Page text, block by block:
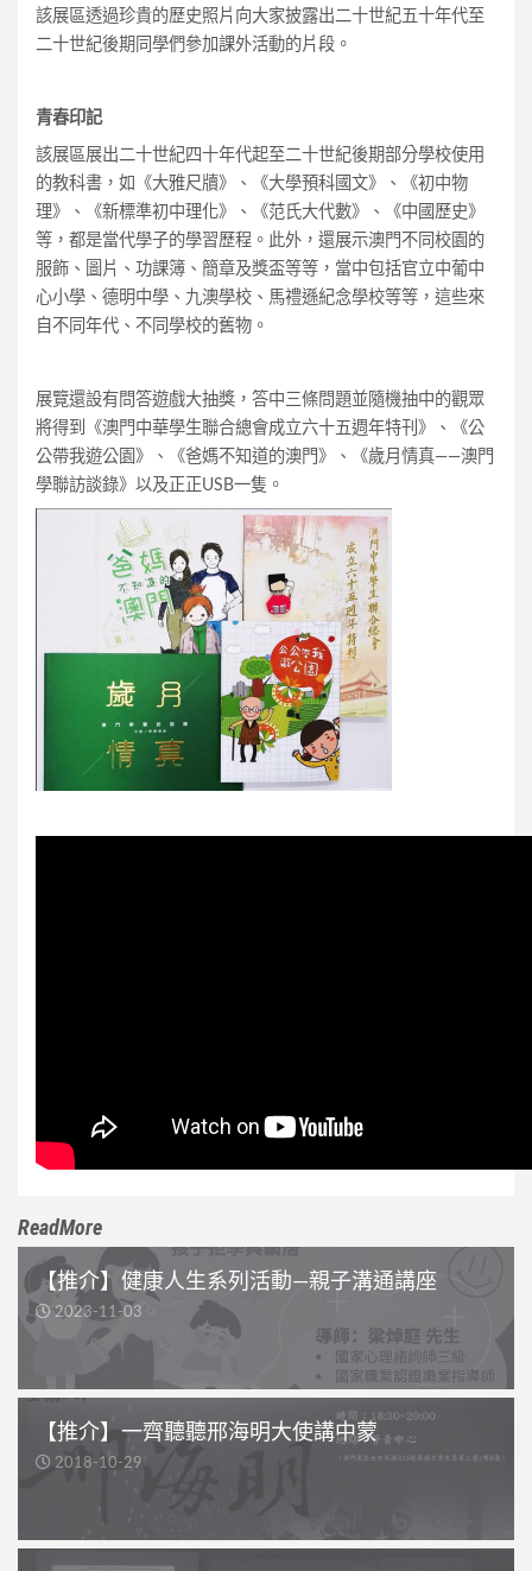
該展區透過珍貴的歷史照片向大家披露出二十世紀五十年代至
二十世紀後期同學們參加課外活動的片段。
青春印記
該展區展出二十世紀四十年代起至二十世紀後期部分學校使用
的教科書，如《大雅尺牘》、《大學預科國文》、《初中物
理》、《新標準初中理化》、《范氏大代數》、《中國歷史》
等，都是當代學子的學習歷程。此外，還展示澳門不同校園的
服飾、圖片、功課簿、簡章及獎盃等等，當中包括官立中葡中
心小學、德明中學、九澳學校、馬禮遜紀念學校等等，這些來
自不同年代、不同學校的舊物。
展覽還設有問答遊戲大抽獎，答中三條問題並隨機抽中的觀眾
將得到《澳門中華學生聯合總會成立六十五週年特刊》、《公
公帶我遊公園》、《爸媽不知道的澳門》、《歲月情真——澳門
學聯訪談錄》以及正正USB一隻。
ReadMore
【推介】健康人生系列活動—親子溝通講座
2023-11-03
【推介】一齊聽聽邢海明大使講中蒙
2018-10-29